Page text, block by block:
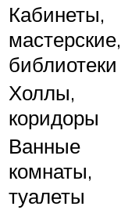
Кабинеты,
мастерские,
библиотеки
Холлы,
коридоры
Ванные
комнаты,
туалеты